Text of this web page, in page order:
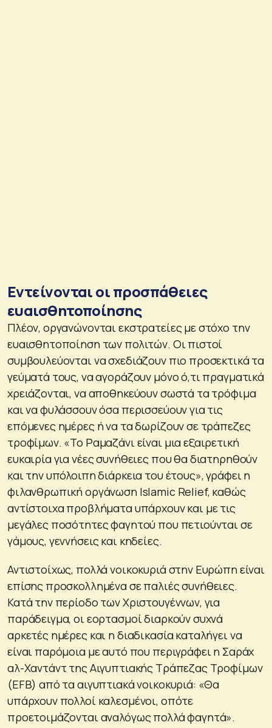
Εντείνονται οι προσπάθειες
ευαισθητοποίησης
Πλέον, οργανώνονται εκστρατείες με στόχο την
ευαισθητοποίηση των πολιτών. Οι πιστοί
συμβουλεύονται να σχεδιάζουν πιο προσεκτικά τα
γεύματά τους, να αγοράζουν μόνο ό,τι πραγματικά
χρειάζονται, να αποθηκεύουν σωστά τα τρόφιμα
και να φυλάσσουν όσα περισσεύουν για τις
επόμενες ημέρες ή να τα δωρίζουν σε τράπεζες
τροφίμων. «Το Ραμαζάνι είναι μια εξαιρετική
ευκαιρία για νέες συνήθειες που θα διατηρηθούν
και την υπόλοιπη διάρκεια του έτους», γράφει η
φιλανθρωπική οργάνωση Islamic Relief, καθώς
αντίστοιχα προβλήματα υπάρχουν και με τις
μεγάλες ποσότητες φαγητού που πετιούνται σε
γάμους, γεννήσεις και κηδείες.
Αντιστοίχως, πολλά νοικοκυριά στην Ευρώπη είναι
επίσης προσκολλημένα σε παλιές συνήθειες.
Κατά την περίοδο των Χριστουγέννων, για
παράδειγμα, οι εορτασμοί διαρκούν συχνά
αρκετές ημέρες και η διαδικασία καταλήγει να
είναι παρόμοια με αυτό που περιγράφει η Σαράχ
αλ-Χαντάντ της Αιγυπτιακής Τράπεζας Τροφίμων
(EFB) από τα αιγυπτιακά νοικοκυριά: «Θα
υπάρχουν πολλοί καλεσμένοι, οπότε
προετοιμάζονται αναλόγως πολλά φαγητά».